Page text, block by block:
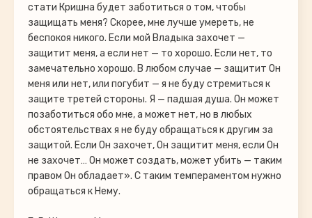
стати Кришна будет заботиться о том, чтобы
защищать меня? Скорее, мне лучше умереть, не
беспокоя никого. Если мой Владыка захочет —
защитит меня, а если нет — то хорошо. Если нет, то
замечательно хорошо. В любом случае — защитит Он
меня или нет, или погубит — я не буду стремиться к
защите третей стороны. Я — падшая душа. Он может
позаботиться обо мне, а может нет, но в любых
обстоятельствах я не буду обращаться к другим за
защитой. Если Он захочет, Он защитит меня, если Он
не захочет… Он может создать, может убить — таким
правом Он обладает». С таким темпераментом нужно
обращаться к Нему.